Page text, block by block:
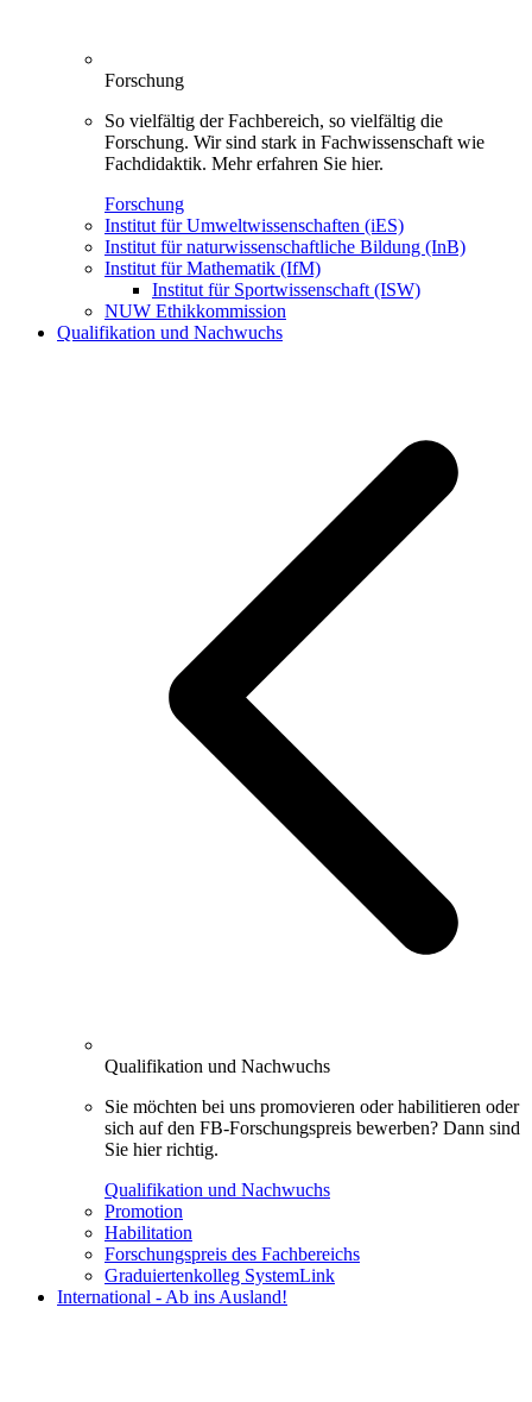
Forschung
So vielfältig der Fachbereich, so vielfältig die
Forschung. Wir sind stark in Fachwissenschaft wie
Fachdidaktik. Mehr erfahren Sie hier.
Forschung
Institut für Umweltwissenschaften (iES)
Institut für naturwissenschaftliche Bildung (InB)
Institut für Mathematik (IfM)
Institut für Sportwissenschaft (ISW)
NUW Ethikkommission
Qualifikation und Nachwuchs
Qualifikation und Nachwuchs
Sie möchten bei uns promovieren oder habilitieren oder
sich auf den FB-Forschungspreis bewerben? Dann sind
Sie hier richtig.
Qualifikation und Nachwuchs
Promotion
Habilitation
Forschungspreis des Fachbereichs
Graduiertenkolleg SystemLink
International - Ab ins Ausland!